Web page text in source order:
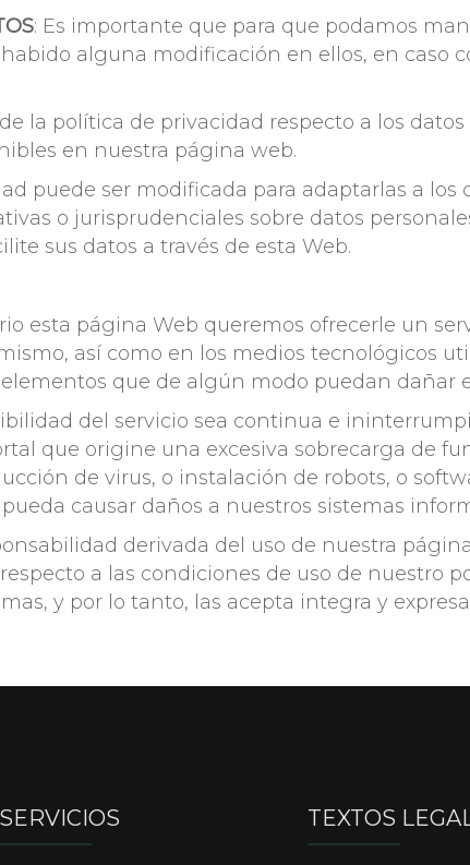
: Es importante que para que podamos
alguna modificación en ellos, en caso
la política de privacidad respecto a los
en nuestra página web.
puede ser modificada para adaptarlas a
o jurisprudenciales sobre datos
sus datos a través de esta Web.
esta página Web queremos ofrecerle un
así como en los medios tecnológicos
que de algún modo puedan dañar
del servicio sea continua e
que origine una excesiva sobrecarga de
de virus, o instalación de robots, o
causar daños a nuestros sistemas
derivada del uso de nuestra
a las condiciones de uso de nuestro
y por lo tanto, las acepta integra y
SERVICIOS TEXTOS